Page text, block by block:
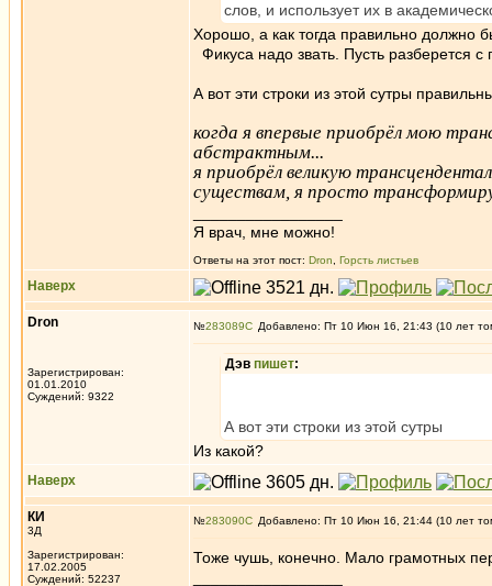
слов, и использует их в
Хорошо, а как тогда правильно должно
Фикуса надо звать. Пусть разберется с
А вот эти строки из этой сутры
когда я впервые приобрёл мою
абстрактным...
я приобрёл великую
существам, я просто
Я врач, мне можно!
Ответы на этот пост: Dron Горсть листьев
Наверх
Dron
Зарегистрирован:
01.01.2010
Суждений: 9322
№283089 Добавлено: Пт 10 Июн 16, 21:43 (10 лет
Дэв пишет:
А вот эти строки из этой сутры
Из какой?
Наверх
КИ
3Д
Зарегистрирован:
17.02.2005
Суждений: 52237
№283090 Добавлено: Пт 10 Июн 16, 21:44 (10 лет
Тоже чушь, конечно. Мало грамотных